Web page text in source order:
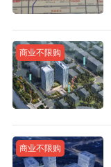
商业不限购
商业不限购